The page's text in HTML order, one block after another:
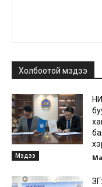
Холбоотой мэдээ
Мэдээ